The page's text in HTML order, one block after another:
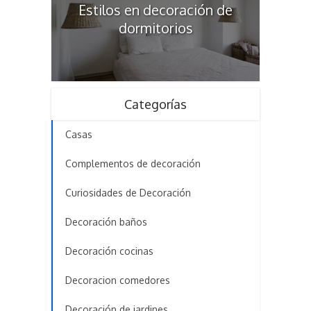
Estilos en decoración de
dormitorios
Categorías
Casas
Complementos de decoración
Curiosidades de Decoración
Decoración baños
Decoración cocinas
Decoracion comedores